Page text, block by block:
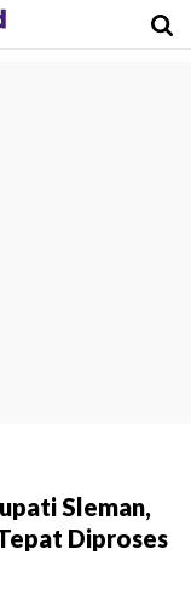
Sleman,
Diproses